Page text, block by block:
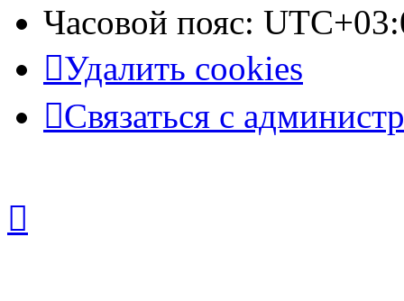
Часовой пояс:
Удалить cookies
Связаться с